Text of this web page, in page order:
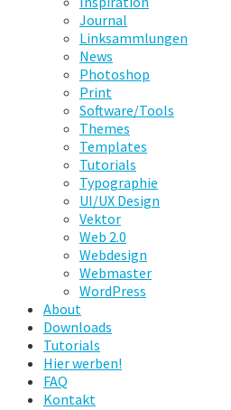
Journal
Linksammlungen
News
Photoshop
Print
Software/Tools
Themes
Templates
Tutorials
Typographie
UI/UX Design
Vektor
Web 2.0
Webdesign
Webmaster
WordPress
About
Downloads
Tutorials
Hier werben!
FAQ
Kontakt